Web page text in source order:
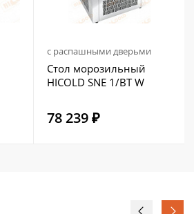
с распашными дверьми
Стол морозильный
HICOLD SNE 1/BT W
78 239 ₽